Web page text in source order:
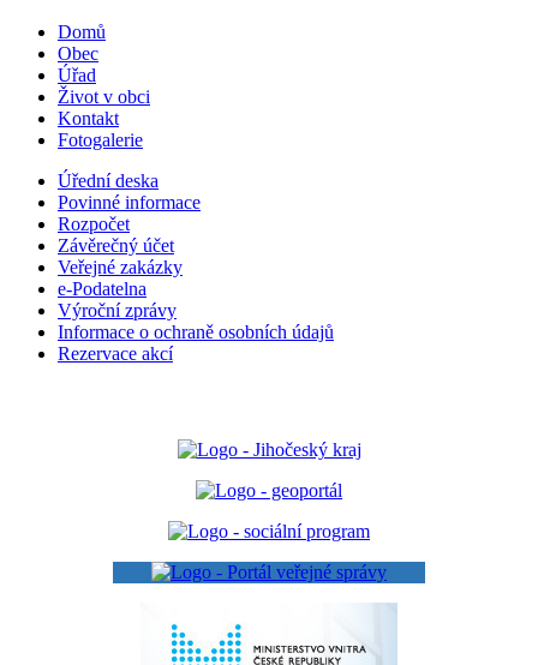
Domů
Obec
Úřad
Život v obci
Kontakt
Fotogalerie
Úřední deska
Povinné informace
Rozpočet
Závěrečný účet
Veřejné zakázky
e-Podatelna
Výroční zprávy
Informace o ochraně osobních údajů
Rezervace akcí